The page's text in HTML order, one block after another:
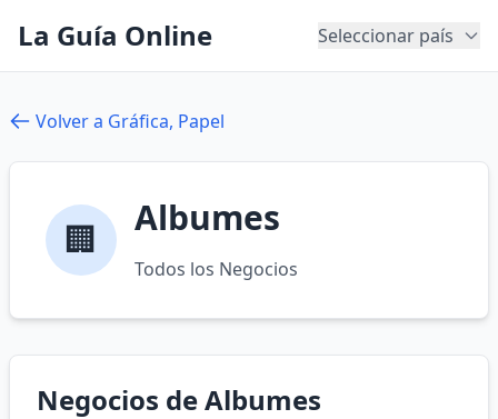
La Guía Online Seleccionar país
Volver a Gráfica, Papel
🏢 Albumes
Todos los Negocios
Negocios de Albumes